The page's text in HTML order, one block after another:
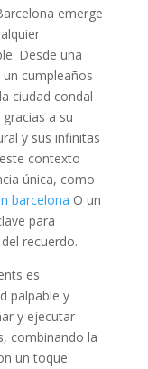
emerge
Desde una
cumpleaños
ciudad condal
a su
y sus infinitas
contexto
única, como
barcelona O un
para
recuerdo.
es
palpable y
y ejecutar
combinando la
un toque